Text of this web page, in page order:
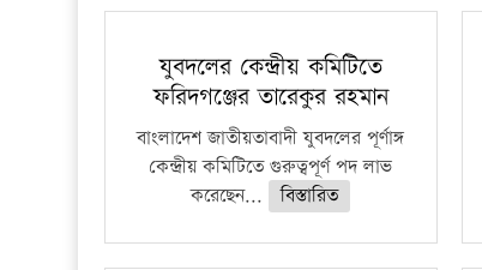
যুবদলের কেন্দ্রীয় কমিটিতে
ফরিদগঞ্জের তারেকুর রহমান
বাংলাদেশ জাতীয়তাবাদী যুবদলের পূর্ণাঙ্গ
কেন্দ্রীয় কমিটিতে গুরুত্বপূর্ণ পদ লাভ
করেছেন...
বিস্তারিত